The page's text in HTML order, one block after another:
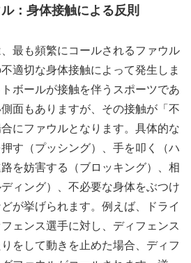
：身体接触による反則
最も頻繁にコールされるファウル
適切な身体接触によって発生しま
ボールが接触を伴うスポーツであ
面もありますが、その接触が「不
にファウルとなります。具体的な
す（プッシング）、手を叩く（ハ
を妨害する（ブロッキング）、相
ィング）、不必要な身体をぶつけ
が挙げられます。例えば、ドライ
ェンス選手に対し、ディフェンス
をして動きを止めた場合、ディフ